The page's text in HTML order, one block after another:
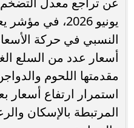
يونيو 2026،
النسبي في حركة
أسعار عدد من السلع
مقدمتها اللحوم
استمرار ارتفاع
المرتبطة بالإسكان